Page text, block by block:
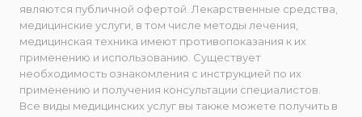
являются публичной офертой. Лекарственные средства,
медицинские услуги, в том числе методы лечения,
медицинская техника имеют противопоказания к их
применению и использованию. Существует
необходимость ознакомления с инструкцией по их
применению и получения консультации специалистов.
Все виды медицинских услуг вы также можете получить в